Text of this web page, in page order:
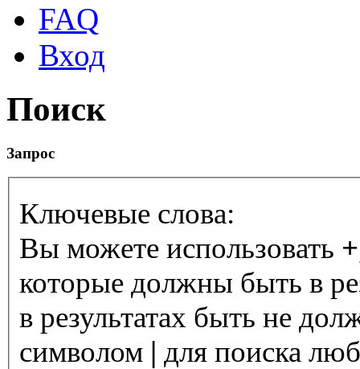
FAQ
Вход
Поиск
Запрос
Ключевые слова:
Вы можете использовать +
которые должны быть в
в результатах быть не
символом | для поиска